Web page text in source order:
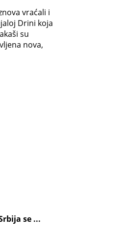
vraćali i
Drini koja
su
nova,
se ...